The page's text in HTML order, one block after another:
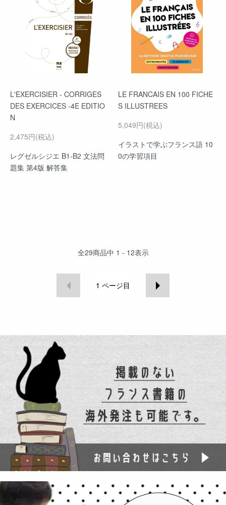
L'EXERCISIER - CORRIGES
DES EXERCICES -4E EDITIO
N
2,475円(税込)
レグゼルシジエ B1-B2 文法問
題集 第4版 解答集
LE FRANCAIS EN 100 FICHE
S ILLUSTREES
5,049円(税込)
イラストで学ぶフランス語 10
0の学習項目
全29商品中 1 - 12表示
1 ページ目